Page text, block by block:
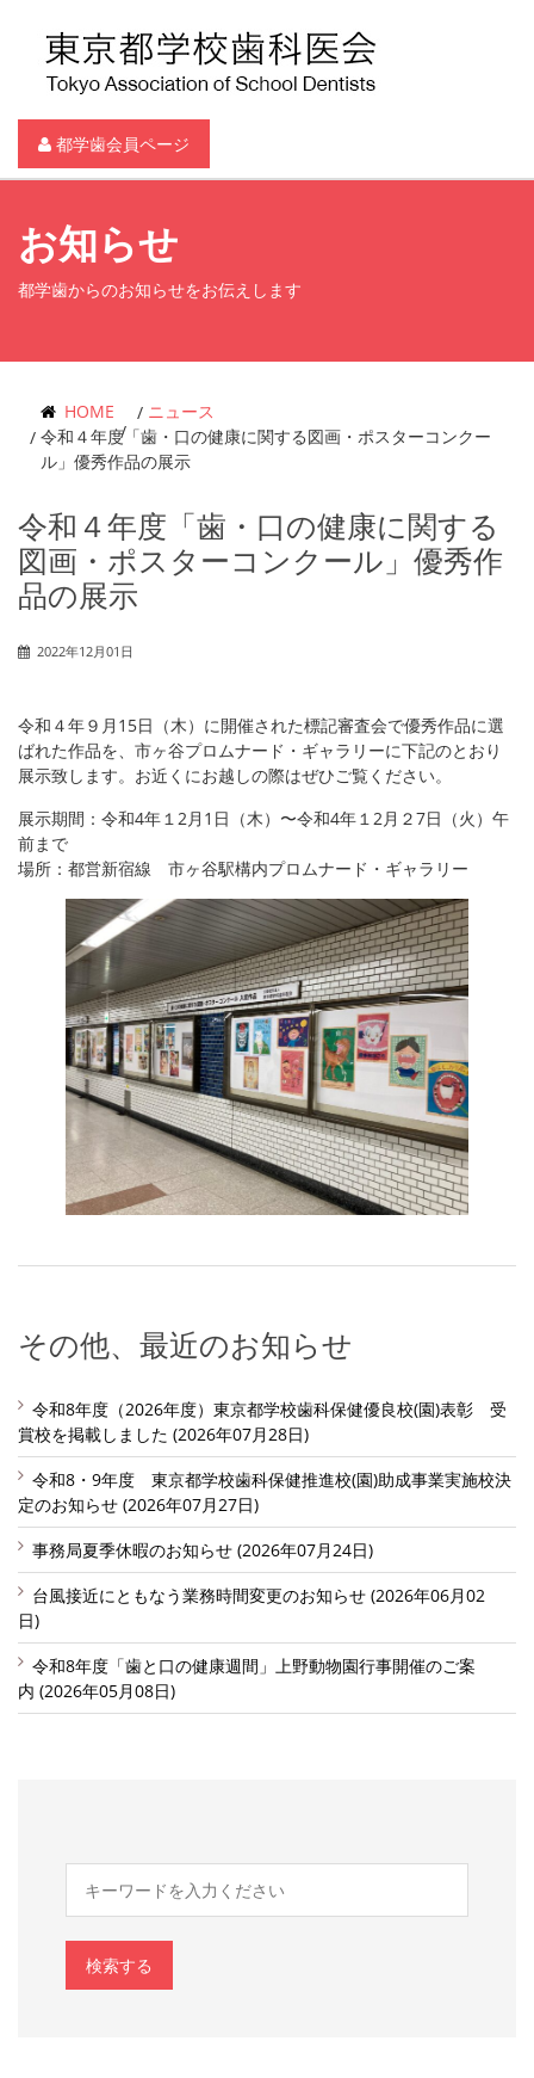
都学歯会員ページ
お知らせ
都学歯からのお知らせをお伝えします
HOME
ニュース
令和４年度「歯・口の健康に関する図画・ポスターコンクー
ル」優秀作品の展示
令和４年度「歯・口の健康に関する
図画・ポスターコンクール」優秀作
品の展示
2022年12月01日
令和４年９月15日（木）に開催された標記審査会で優秀作品に選
ばれた作品を、市ヶ谷プロムナード・ギャラリーに下記のとおり
展示致します。お近くにお越しの際はぜひご覧ください。
展示期間：令和4年１2月1日（木）〜令和4年１2月２7日（火）午
前まで
場所：都営新宿線 市ヶ谷駅構内プロムナード・ギャラリー
その他、最近のお知らせ
令和8年度（2026年度）東京都学校歯科保健優良校(園)表彰 受
賞校を掲載しました (2026年07月28日)
令和8・9年度 東京都学校歯科保健推進校(園)助成事業実施校決
定のお知らせ (2026年07月27日)
事務局夏季休暇のお知らせ (2026年07月24日)
台風接近にともなう業務時間変更のお知らせ (2026年06月02
日)
令和8年度「歯と口の健康週間」上野動物園行事開催のご案
内 (2026年05月08日)
検索する